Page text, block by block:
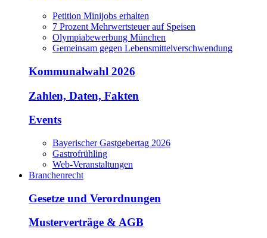
Petition Minijobs erhalten
7 Prozent Mehrwertsteuer auf Speisen
Olympiabewerbung München
Gemeinsam gegen Lebensmittelverschwendung
Kommunalwahl 2026
Zahlen, Daten, Fakten
Events
Bayerischer Gastgebertag 2026
Gastrofrühling
Web-Veranstaltungen
Branchenrecht
Gesetze und Verordnungen
Musterverträge & AGB